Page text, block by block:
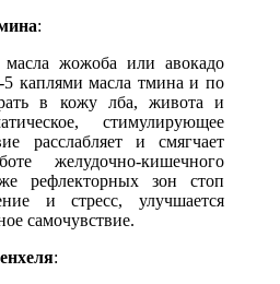
:
жожоба или авокадо
5 каплями масла тмина и по
в кожу лба, живота и
стимулирующее
расслабляет и смягчает
желудочно-кишечного
рефлекторных зон стоп
и стресс, улучшается
самочувствие.
: